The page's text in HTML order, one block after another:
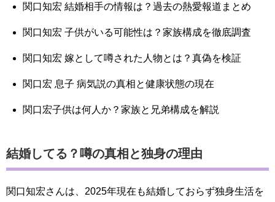
関口知宏 結婚相手の情報は？過去の熱愛報道まとめ
関口知宏 子供がいる可能性は？家族構成を徹底調査
関口知宏 嫁として噂された人物とは？真偽を検証
関口宏 息子 病気説の真相と健康状態の現在
関口宏子供は何人か？家族と兄弟構成を解説
結婚してる？噂の真相と独身の理由
関口知宏さんは、2025年現在も結婚しておらず独身生活を